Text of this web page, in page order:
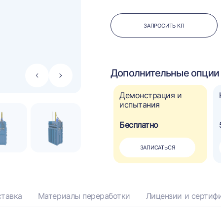
СтрелкаСтрелка
ЗАПРОСИТЬ КП
Дополнительные опции
110 000 ₽
ДОБАВИТЬ
Демонстрация и
испытания
Бесплатно
ЗАПИСАТЬСЯ
Материалы переработки Лицензии и